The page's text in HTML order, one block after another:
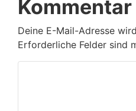
Kommentar
Deine E-Mail-Adresse
Erforderliche Felder sind